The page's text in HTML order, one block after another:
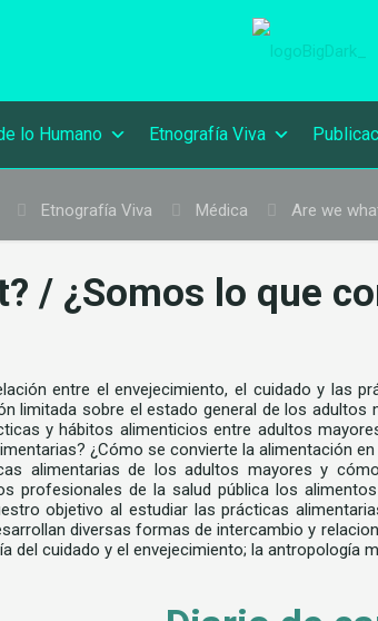
lo Humano Etnografía Viva
Etnografía Viva Médica Are we
/ ¿Somos lo que
entre el envejecimiento, el cuidado y las
limitada sobre el estado general de los
y hábitos alimenticios entre adultos
¿Cómo se convierte la alimentación
alimentarias de los adultos mayores y
profesionales de la salud pública los
objetivo al estudiar las prácticas
diversas formas de intercambio y
del cuidado y el envejecimiento; la antropología